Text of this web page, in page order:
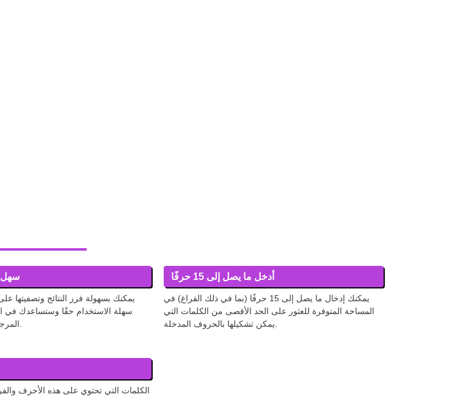
سهل
يمكنك بسهولة فرز النتائج وتصفيتها
سهلة الاستخدام حقًا وستساعدك في
أدخل ما يصل إلى 15 حرفًا
يمكنك إدخال ما يصل إلى 15 حرفًا (بما في ذلك الفراغ) في
المساحة المتوفرة للعثور على الحد الأقصى من الكلمات التي
الكلمات التي تحتوي على هذه الأحرف